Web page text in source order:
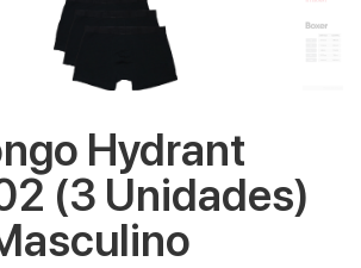
Hydrant
(3 Unidades)